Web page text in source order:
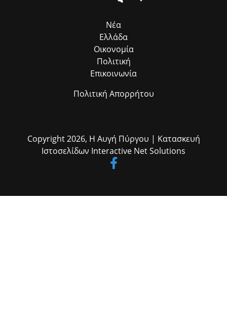
Νέα
Ελλάδα
Οικονομία
Πολιτική
Επικοινωνία
Πολιτική Απορρήτου
Copyright 2026, Η Αυγή Πύργου | Κατασκευή
Ιστοσελίδων Interactive Net Solutions